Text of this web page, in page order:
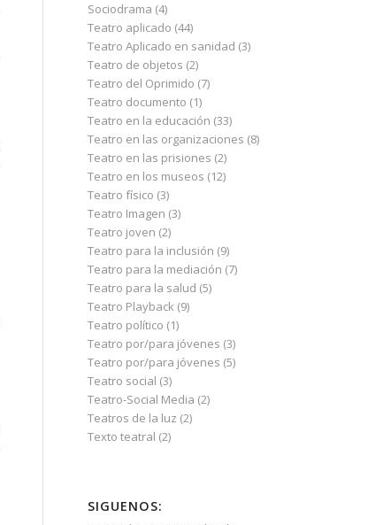
Sociodrama (4)
Teatro aplicado (44)
Teatro Aplicado en sanidad (3)
Teatro de objetos (2)
Teatro del Oprimido (7)
Teatro documento (1)
Teatro en la educación (33)
Teatro en las organizaciones (8)
Teatro en las prisiones (2)
Teatro en los museos (12)
Teatro físico (3)
Teatro Imagen (3)
Teatro joven (2)
Teatro para la inclusión (9)
Teatro para la mediación (7)
Teatro para la salud (5)
Teatro Playback (9)
Teatro político (1)
Teatro por/para jóvenes (3)
Teatro por/para jóvenes (5)
Teatro social (3)
Teatro-Social Media (2)
Teatros de la luz (2)
Texto teatral (2)
SIGUENOS: